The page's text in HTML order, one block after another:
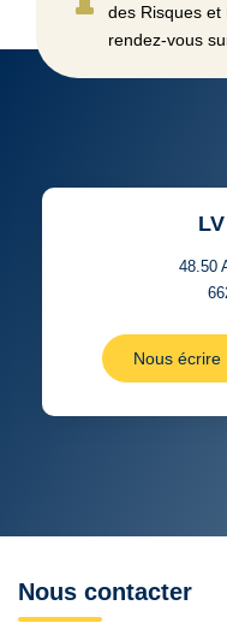
des Risques et
rendez-vous
48.50
Nous écrire
Nous contacter